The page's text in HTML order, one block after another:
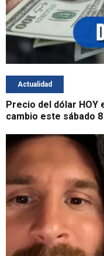
Actualidad
Precio del dólar HOY
cambio este sábado